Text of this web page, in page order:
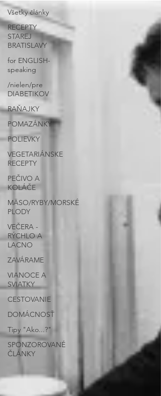
Všetky články
RECEPTY
STAREJ
BRATISLAVY
for ENGLISH-
speaking
/nielen/pre
DIABETIKOV
RAŇAJKY
POMAZÁNKY
POLIEVKY
VEGETARIÁNSKE
RECEPTY
PEČIVO A
KOLÁČE
MÄSO/RYBY/MORSKÉ
PLODY
VEČERA -
RÝCHLO A
LACNO
ZAVÁRAME
VIANOCE A
SVIATKY
CESTOVANIE
DOMÁCNOSŤ
Tipy "Ako...?"
SPONZOROVANÉ
ČLÁNKY